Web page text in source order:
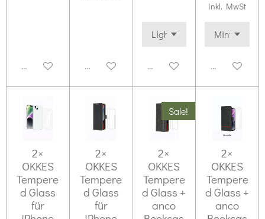
Deaktiviert Deaktiviert Deaktiviert
inkl. MwSt
Deaktiviert
2×
OKKES
Tempere
d Glass
für
2×
OKKES
Tempere
d Glass
für
Sale!
2×
OKKES
Tempere
d Glass +
anco
2×
OKKES
Tempere
d Glass +
anco